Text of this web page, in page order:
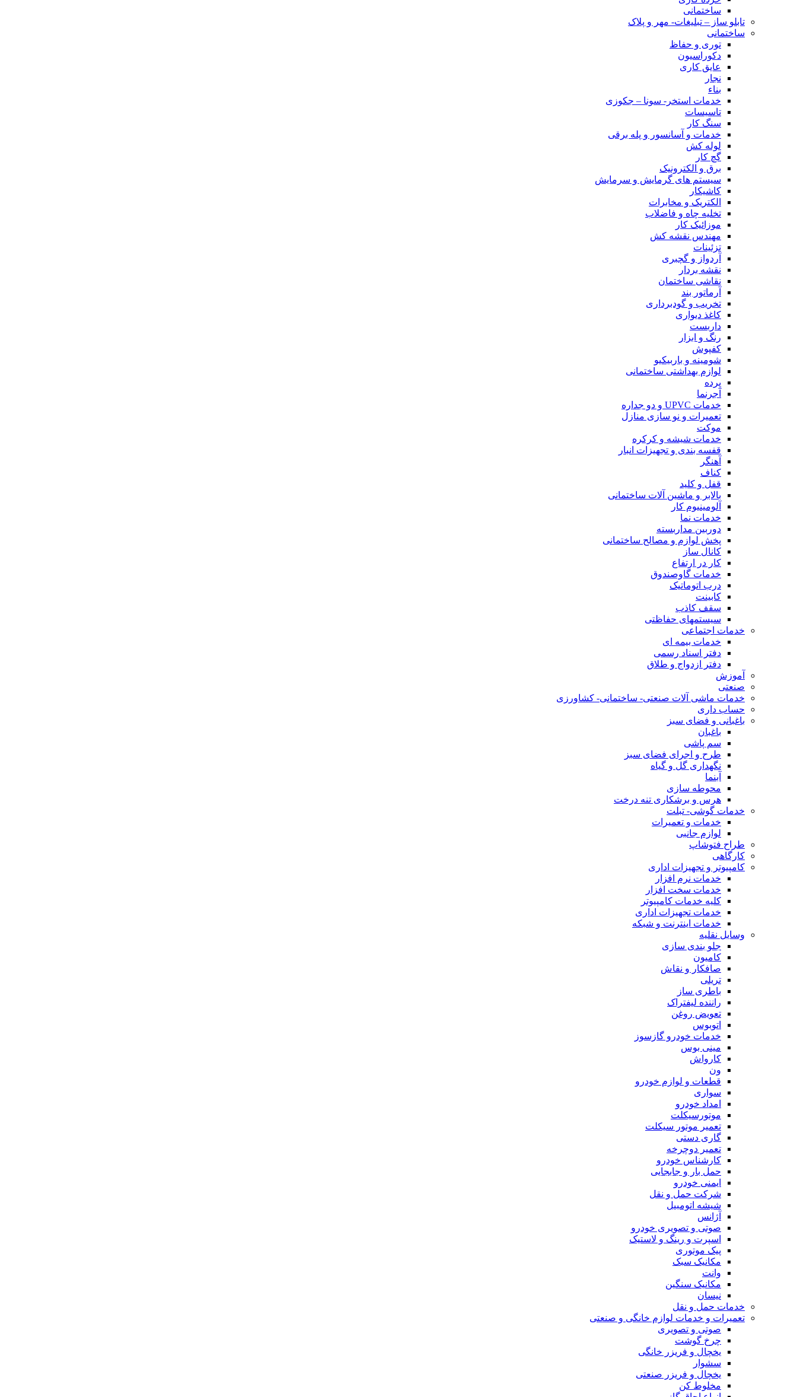
ساختمانی
تابلو ساز – تبلیغات- مهر و پلاک
ساختمانی
توری و حفاظ
دکوراسیون
عایق کاری
نجار
بناء
خدمات استخر- سونا – جکوزی
تاسیسات
سنگ کار
خدمات و آسانسور و پله برقی
لوله کش
گچ کار
برق و الکترونیک
سیستم های گرمایش و سرمایش
کاشیکار
الکتریک و مخابرات
تخلیه چاه و فاضلاب
موزائیک کار
مهندس نقشه کش
تزئینات
آردواز و گچبری
نقشه بردار
نقاشی ساختمان
آرماتور بند
تخریب و گودبرداری
کاغذ دیواری
داربست
رنگ و ابزار
کفپوش
شومینه و باربیکیو
لوازم بهداشتی ساختمانی
پرده
آجرنما
خدمات UPVC و دو جداره
تعمیرات و نو سازی منازل
موکت
خدمات شیشه و کرکره
قفسه بندی و تجهیزات انبار
آهنگر
کناف
قفل و کلید
بالابر و ماشین آلات ساختمانی
آلومینیوم کار
خدمات نما
دوربین مداربسته
پخش لوازم و مصالح ساختمانی
کانال ساز
کار در ارتفاع
خدمات گاوصندوق
درب اتوماتیک
کابینت
سقف کاذب
سیستمهای حفاظتی
خدمات اجتماعی
خدمات بیمه ای
دفتر اسناد رسمی
دفتر ازدواج و طلاق
آموزش
صنعتی
خدمات ماشی آلات صنعتی- ساختمانی- کشاورزی
حساب داری
باغبانی و فضای سبز
باغبان
سم پاشی
طرح و اجرای فضای سبز
نگهداری گل و گیاه
آبنما
محوطه سازی
هرس و برشکاری تنه درخت
خدمات گوشی- تبلت
خدمات و تعمیرات
لوازم جانبی
طراح فتوشاپ
کارگاهی
کامپیوتر و تجهیزات اداری
خدمات نرم افزار
خدمات سخت افزار
کلیه خدمات کامپیوتر
خدمات تجهیزات اداری
خدمات اینترنت و شبکه
وسایل نقلیه
جلو بندی سازی
کامیون
صافکار و نقاش
تریلی
باطری ساز
راننده لیفتراک
تعویض روغن
اتوبوس
خدمات خودرو گازسوز
مینی بوس
کارواش
ون
قطعات و لوازم خودرو
سواری
امداد خودرو
موتورسیکلت
تعمیر موتور سیکلت
گاری دستی
تعمیر دوچرخه
کارشناس خودرو
حمل بار و جابجایی
ایمنی خودرو
شرکت حمل و نقل
شیشه اتومبیل
آژانس
صوتی و تصویری خودرو
اسپرت و رینگ و لاستیک
پیک موتوری
مکانیک سبک
وانت
مکانیک سنگین
نیسان
خدمات حمل و نقل
تعمیرات و خدمات لوازم خانگی و صنعتی
صوتی و تصویری
چرخ گوشت
یخچال و فریزر خانگی
سشوار
یخچال و فریزر صنعتی
مخلوط کن